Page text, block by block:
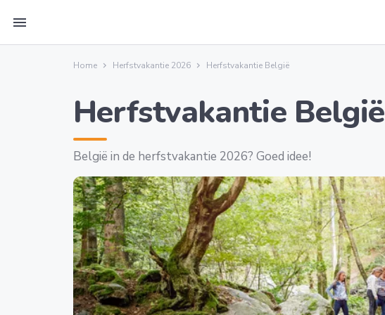
menu
Home Herfstvakantie 2026 Herfstvakantie België
Herfstvakantie België
België in de herfstvakantie 2026? Goed idee!